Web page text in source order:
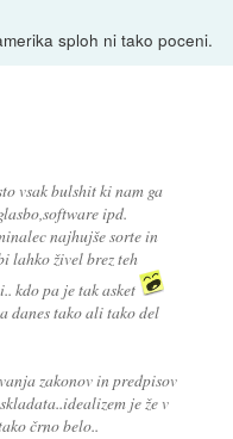
sploh ni tako poceni.
vsak bulshit ki nam ga
ipd.
najhujše sorte in
lahko živel brez teh
kdo pa je tak asket
danes tako ali tako del
zakonov in predpisov
je že v
črno belo..